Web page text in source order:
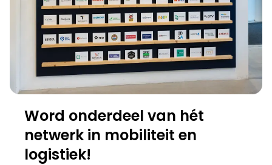
Word onderdeel van hét
netwerk in mobiliteit en
logistiek!